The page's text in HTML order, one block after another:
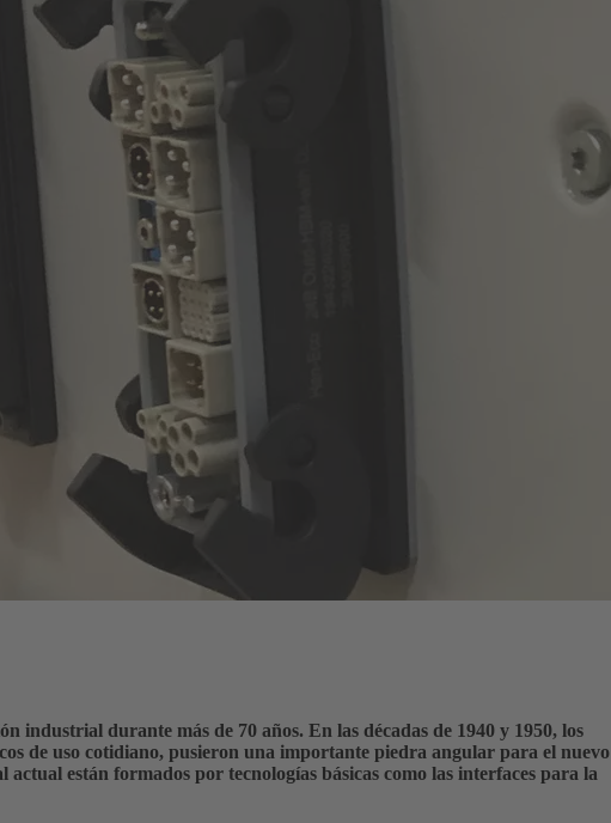
durante más de 70 años. En las décadas de 1940 y 1950, los
de uso cotidiano, pusieron una importante piedra angular para el nuevo
están formados por tecnologías básicas como las interfaces para la